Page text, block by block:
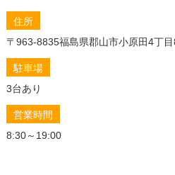
住所
〒963-8835福島県郡山市小原田4丁
駐車場
3台あり
営業時間
8:30～19:00